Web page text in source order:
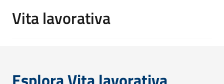
Vita lavorativa